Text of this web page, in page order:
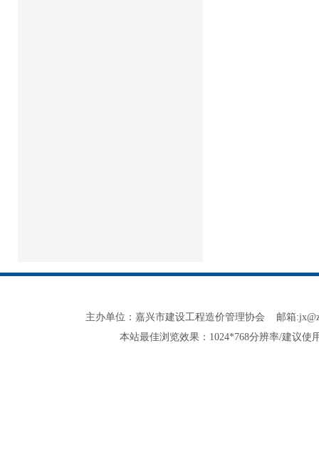
主办单位：嘉兴市建设工程造价管理协会 邮箱
本站最佳浏览效果：1024*768分辨率/建议